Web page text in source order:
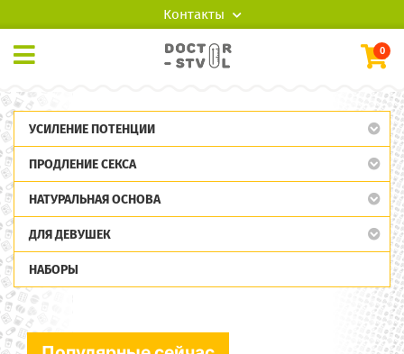
Контакты
0
УСИЛЕНИЕ ПОТЕНЦИИ
ПРОДЛЕНИЕ СЕКСА
НАТУРАЛЬНАЯ ОСНОВА
ДЛЯ ДЕВУШЕК
НАБОРЫ